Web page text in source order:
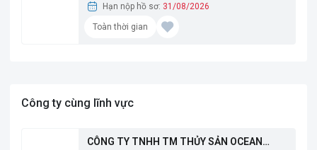
Toàn thời gian
Hạn nộp hồ sơ: 31/08/2026
Công ty cùng lĩnh vực
CÔNG TY TNHH TM THỦY SẢN OCEAN